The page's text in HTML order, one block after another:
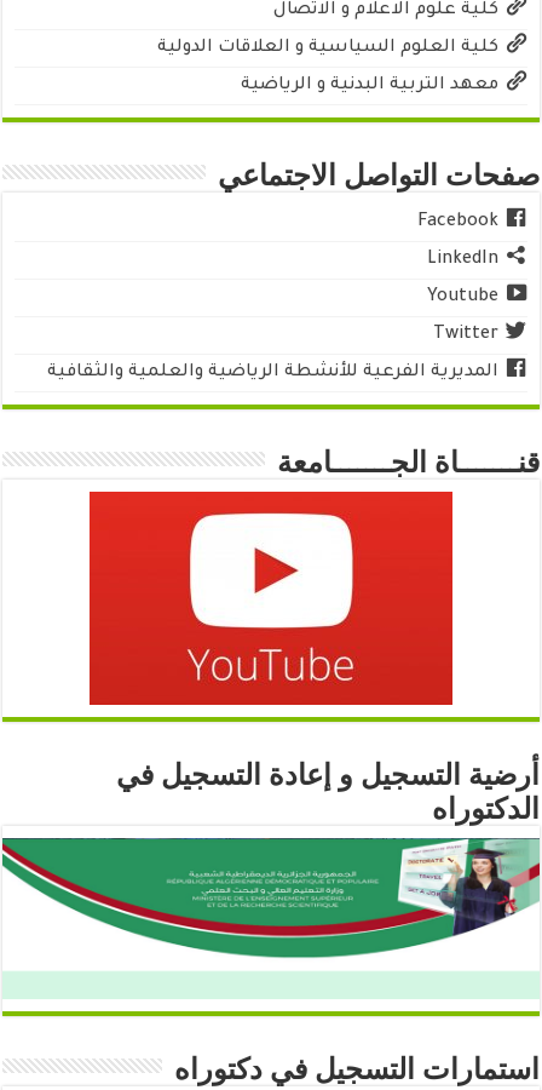
كلية علوم الاعلام و الاتصال
كلية العلوم السياسية و العلاقات الدولية
معهد التربية البدنية و الرياضية
صفحات التواصل الاجتماعي
Facebook
LinkedIn
Youtube
Twitter
المديرية الفرعية للأنشطة الرياضية والعلمية والثقافية
قنـــــــاة الجـــــــامعة
أرضية التسجيل و إعادة التسجيل في
الدكتوراه
استمارات التسجيل في دكتوراه